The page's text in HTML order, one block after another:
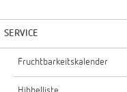
SERVICE
Fruchtbarkeitskalender